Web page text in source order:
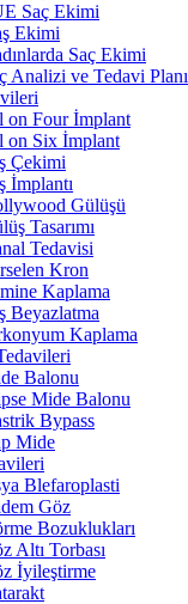
Saç Ekimi
Ekimi
Saç Ekimi
Analizi ve Tedavi Planı
on Four İmplant
on Six İmplant
Çekimi
İmplantı
Gülüşü
Tasarımı
Tedavisi
Kron
Kaplama
Beyazlatma
Kaplama
Balonu
Mide Balonu
Bypass
Mide
Blefaroplasti
Göz
Bozuklukları
Altı Torbası
İyileştirme